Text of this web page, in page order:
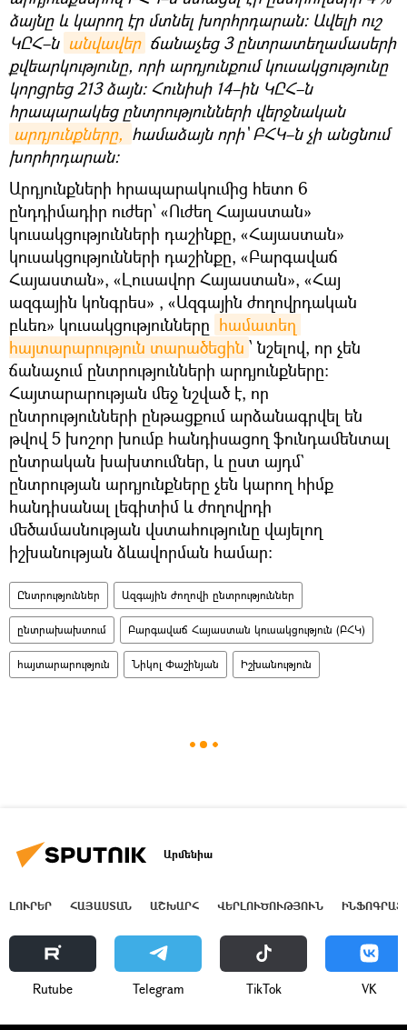
ձայնը և կարող էր մտնել խորհրդարան։ Ավելի ուշ
ԿԸՀ–ն անվավեր ճանաչեց 3 ընտրատեղամասերի
քվեարկությունը, որի արդյունքում կուսակցությունը
կորցրեց 213 ձայն։ Հունիսի 14–ին ԿԸՀ–ն
հրապարակեց ընտրությունների վերջնական
արդյունքները, համաձայն որի` ԲՀԿ–ն չի անցնում
խորհրդարան։
Արդյունքների հրապարակումից հետո 6
ընդդիմադիր ուժեր՝ «Ուժեղ Հայաստան»
կուսակցությունների դաշինքը, «Հայաստան»
կուսակցությունների դաշինքը, «Բարգավաճ
Հայաստան», «Լուսավոր Հայաստան», «Հայ
ազգային կոնգրես» , «Ազգային ժողովրդական
բևեռ» կուսակցությունները համատեղ
հայտարարություն տարածեցին ՝ նշելով, որ չեն
ճանաչում ընտրությունների արդյունքները։
Հայտարարության մեջ նշված է, որ
ընտրությունների ընթացքում արձանագրվել են
թվով 5 խոշոր խումբ հանդիսացող ֆունդամենտալ
ընտրական խախտումներ, և ըստ այդմ`
ընտրության արդյունքները չեն կարող հիմք
հանդիսանալ լեգիտիմ և ժողովրդի
մեծամասնության վստահությունը վայելող
իշխանության ձևավորման համար։
Ընտրություններ Ազգային ժողովի ընտրություններ
ընտրախախտում Բարգավաճ Հայաստան կուսակցություն (ԲՀԿ)
հայտարարություն Նիկոլ Փաշինյան Իշխանություն
Արմենիա
ԼՈՒՐԵՐ ՀԱՅԱՍՏԱՆ ԱՇԽԱՐՀ ՎԵՐԼՈՒԾՈՒԹՅՈՒՆ
Rutube Telegram ТikТоk VK